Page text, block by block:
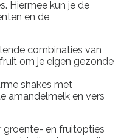
Hiermee kun je de
en de
combinaties van
om je eigen gezonde
shakes met
amandelmelk en vers
groente- en fruitopties